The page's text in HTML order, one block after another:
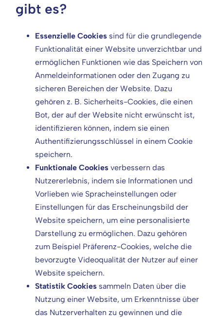
gibt es?
Essenzielle Cookies sind für die grundlegende
Funktionalität einer Website unverzichtbar und
ermöglichen Funktionen wie das Speichern von
Anmeldeinformationen oder den Zugang zu
sicheren Bereichen der Website. Dazu
gehören z. B. Sicherheits-Cookies, die einen
Bot, der auf der Website nicht erwünscht ist,
identifizieren können, indem sie einen
Authentifizierungsschlüssel in einem Cookie
speichern.
Funktionale Cookies verbessern das
Nutzererlebnis, indem sie Informationen und
Vorlieben wie Spracheinstellungen oder
Einstellungen für das Erscheinungsbild der
Website speichern, um eine personalisierte
Darstellung zu ermöglichen. Dazu gehören
zum Beispiel Präferenz-Cookies, welche die
bevorzugte Videoqualität der Nutzer auf einer
Website speichern.
Statistik Cookies sammeln Daten über die
Nutzung einer Website, um Erkenntnisse über
das Nutzerverhalten zu gewinnen und die